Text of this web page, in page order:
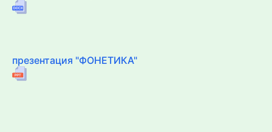
презентация "ФОНЕТИКА"